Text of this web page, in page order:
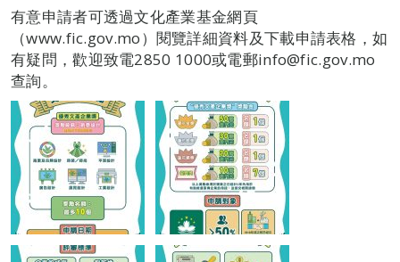
有意申請者可透過文化產業基金網頁
（www.fic.gov.mo）閱覽詳細資料及下載申請表格，如
有疑問，歡迎致電2850 1000或電郵info@fic.gov.mo
查詢。